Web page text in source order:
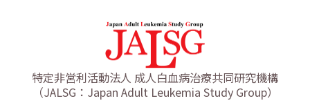
特定非営利活動法人 成人白血病治療共同研究機構
（JALSG：Japan Adult Leukemia Study Group）